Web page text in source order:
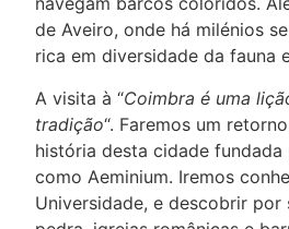
de Aveiro, onde há milénios
rica em diversidade da fauna
A visita à “Coimbra é uma
tradição“. Faremos um
história desta cidade fundada
como Aeminium. Iremos
Universidade, e descobrir por